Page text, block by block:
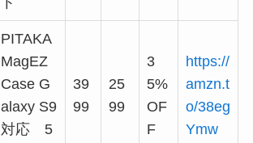
PITAKA
MagEZ
Case G
alaxy S9
対応 5
39
99
25
99
3
5%
OF
F
https://
amzn.t
o/38eg
Ymw